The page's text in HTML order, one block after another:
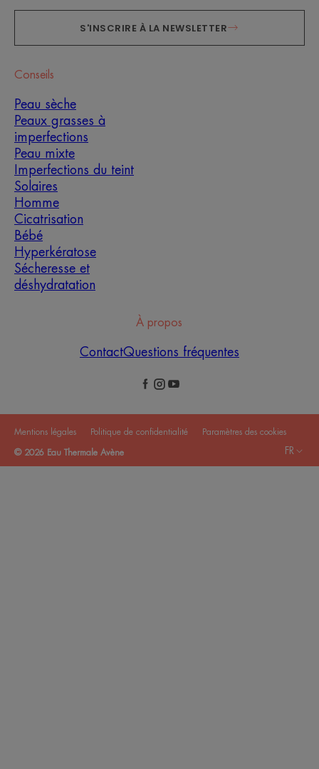
S'INSCRIRE À LA NEWSLETTER
Conseils
Peau sèche
Peaux grasses à
imperfections
Peau mixte
Imperfections du teint
Solaires
Homme
Cicatrisation
Bébé
Hyperkératose
Sécheresse et
déshydratation
À propos
ContactQuestions fréquentes
Mentions légales Politique de confidentialité Paramètres des cookies
© 2026 Eau Thermale Avène FR